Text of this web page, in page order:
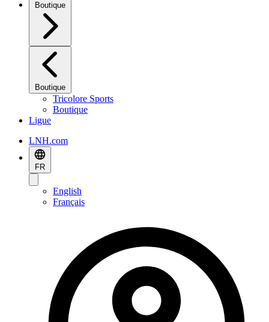
Boutique
Boutique
Tricolore Sports
Boutique
Ligue
LNH.com
FR
English
Français